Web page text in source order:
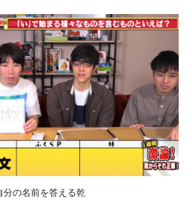
分の名前を答える乾